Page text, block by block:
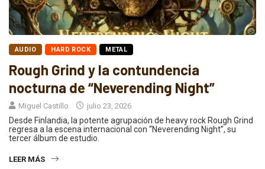
AUDIO HARD ROCK METAL
Rough Grind y la contundencia
nocturna de “Neverending Night”
Miguel Castillo julio 23, 2026
Desde Finlandia, la potente agrupación de heavy rock Rough Grind
regresa a la escena internacional con “Neverending Night”, su
tercer álbum de estudio.
LEER MÁS